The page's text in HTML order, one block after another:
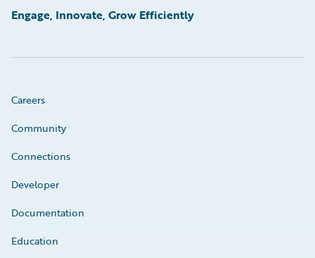
Engage, Innovate, Grow Efficiently
Careers
Community
Connections
Developer
Documentation
Education